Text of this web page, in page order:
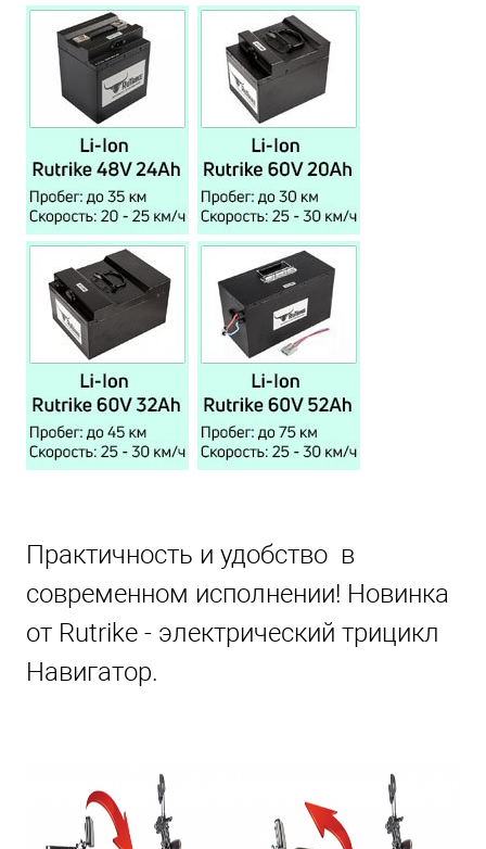
Практичность и удобство в
современном исполнении! Новинка
от Rutrike - электрический трицикл
Навигатор.